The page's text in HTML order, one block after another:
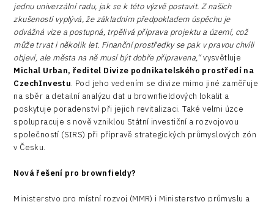
jednu univerzální radu, jak se k této výzvě postavit. Z našich
zkušeností vyplývá, že základním předpokladem úspěchu je
odvážná vize a postupná, trpělivá příprava projektu a území, což
může trvat i několik let. Finanční prostředky se pak v pravou chvíli
objeví, ale města na ně musí být dobře připravena,“vysvětluje
Michal Urban, ředitel Divize podnikatelského prostředí na
CzechInvestu. Pod jeho vedením se divize mimo jiné zaměřuje
na sběr a detailní analýzu dat u brownfieldových lokalit a
poskytuje poradenství při jejich revitalizaci. Také velmi úzce
spolupracuje s nově vzniklou Státní investiční a rozvojovou
společností (SIRS) při přípravě strategických průmyslových zón
v Česku.
Nová řešení pro brownfieldy?
Ministerstvo pro místní rozvoj (MMR) i Ministerstvo průmyslu a